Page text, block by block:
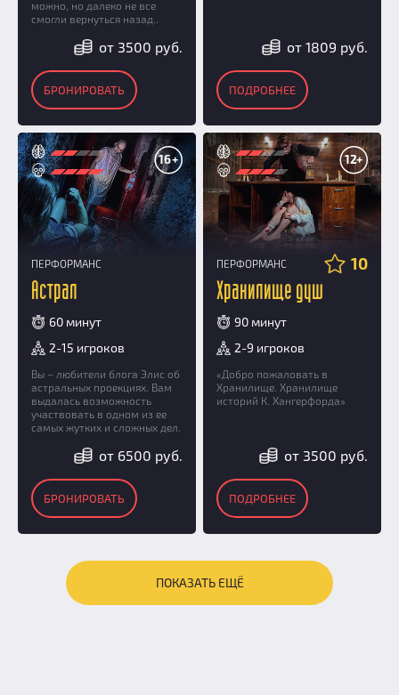
можно, но далеко не все
смогли вернуться назад..
от 3500 руб.
БРОНИРОВАТЬ
от 1809 руб.
ПОДРОБНЕЕ
16+
ПЕРФОРМАНС
Астрал
60 минут
2-15 игроков
Вы – любители блога Элис об
астральных проекциях. Вам
выдалась возможность
участвовать в одном из ее
самых жутких и сложных дел.
от 6500 руб.
БРОНИРОВАТЬ
12+
ПЕРФОРМАНС 10
Хранилище душ
90 минут
2-9 игроков
«Добро пожаловать в
Хранилище. Хранилище
историй К. Хангерфорда»
от 3500 руб.
ПОДРОБНЕЕ
ПОКАЗАТЬ ЕЩЁ